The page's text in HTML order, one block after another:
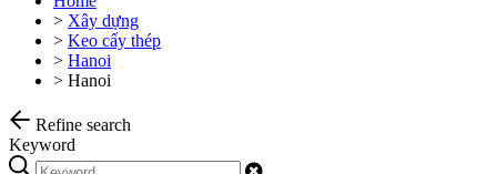
> Xây dựng
> Keo cấy thép
> Hanoi
> Hanoi
Refine search
Keyword